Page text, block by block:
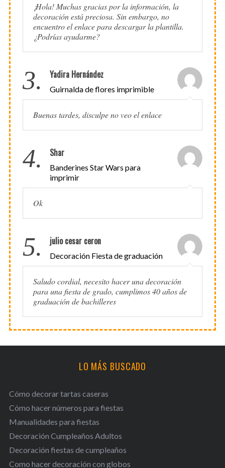
¡Hola! Muchas gracias por la información, la
decoración está preciosa. Sin embargo, no
encuentro el enlace para descargar la plantilla.
¿Podrías ayudarme?
3. Yadira Hernández
Guirnalda de flores imprimible
Buenas tardes, disculpe no veo el enlace
4. Shar
Banderines Star Wars para
imprimir
Ok
5. julio cesar ceron
Decoración Fiesta de graduación
Saludo cordial, necesito hacer una decoración
para una fiesta de grado, cumplimos 40 años de
graduación de bachilleres
LO MÁS BUSCADO
Cómo decorar tartas caseras
Cómo hacer números para fiestas
Manualidades para fiestas
Decoración Cumpleaños Adultos
Decoración fiestas de cumpleaños
Como hacer decoración con globos